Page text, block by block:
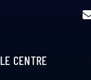
LE CENTRE